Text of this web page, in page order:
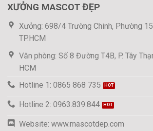
XƯỞNG MASCOT ĐẸP
Xưởng: 698/4 Trường Chinh, Phường
TP.HCM
Văn phòng: Số 8 Đường T4B, P. Tây
HCM
Hotline 1: 0865 868 735
Hotline 2: 0963.839.844
Website: www.mascotdep.com